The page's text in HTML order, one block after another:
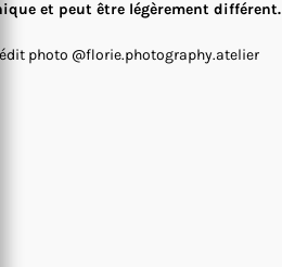
et peut être légèrement différent.
photo @florie.photography.atelier